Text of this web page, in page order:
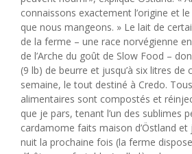
connaissons exactement l’origine et
que nous mangeons. » Le lait de
de la ferme – une race norvégienne
de l’Arche du goût de Slow Food –
(9 lb) de beurre et jusqu’à six litres de
semaine, le tout destiné à Credo.
alimentaires sont compostés et
que je pars, tenant l’un des sublimes
cardamome faits maison d’Östland
nuit la prochaine fois (la ferme